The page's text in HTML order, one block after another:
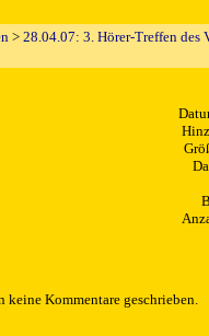
> 28.04.07: 3. Hörer-Treffen des
keine Kommentare geschrieben.